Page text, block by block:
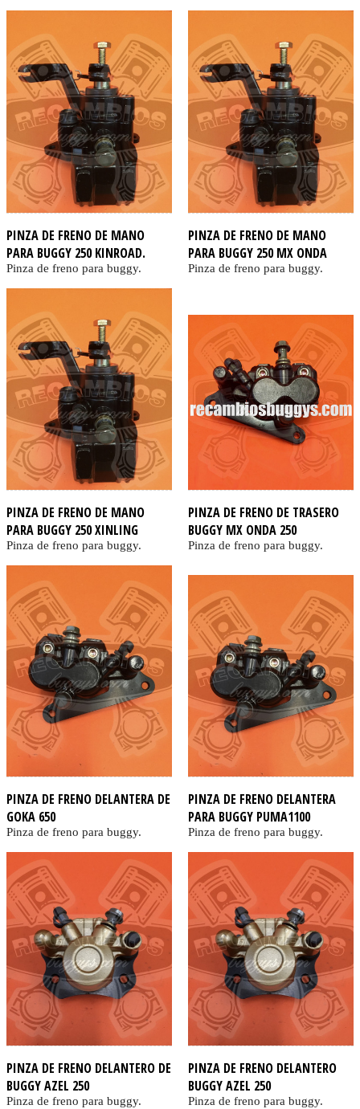
PINZA DE FRENO DE MANO
PARA BUGGY 250 KINROAD.
Pinza de freno para buggy.
PINZA DE FRENO DE MANO
PARA BUGGY 250 MX ONDA
Pinza de freno para buggy.
PINZA DE FRENO DE MANO
PARA BUGGY 250 XINLING
Pinza de freno para buggy.
PINZA DE FRENO DE TRASERO
BUGGY MX ONDA 250
Pinza de freno para buggy.
PINZA DE FRENO DELANTERA DE
GOKA 650
Pinza de freno para buggy.
PINZA DE FRENO DELANTERA
PARA BUGGY PUMA1100
Pinza de freno para buggy.
PINZA DE FRENO DELANTERO DE
BUGGY AZEL 250
Pinza de freno para buggy.
PINZA DE FRENO DELANTERO
BUGGY AZEL 250
Pinza de freno para buggy.